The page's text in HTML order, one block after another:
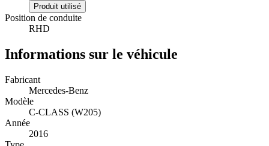
Produit utilisé
Position de conduite
RHD
Informations sur le véhicule
Fabricant
Mercedes-Benz
Modèle
C-CLASS (W205)
Année
2016